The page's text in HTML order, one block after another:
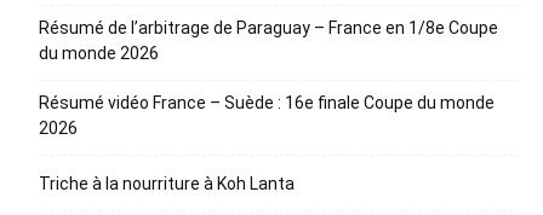
Résumé de l’arbitrage de Paraguay – France en 1/8e Coupe
du monde 2026
Résumé vidéo France – Suède : 16e finale Coupe du monde
2026
Triche à la nourriture à Koh Lanta